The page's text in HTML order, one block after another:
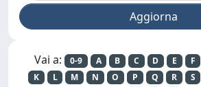
Vai a: 0-9 A B C D E F
K
L M N O P Q R S